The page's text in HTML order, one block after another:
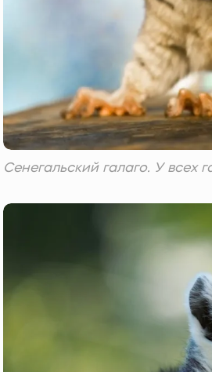
Сенегальский галаго. У всех